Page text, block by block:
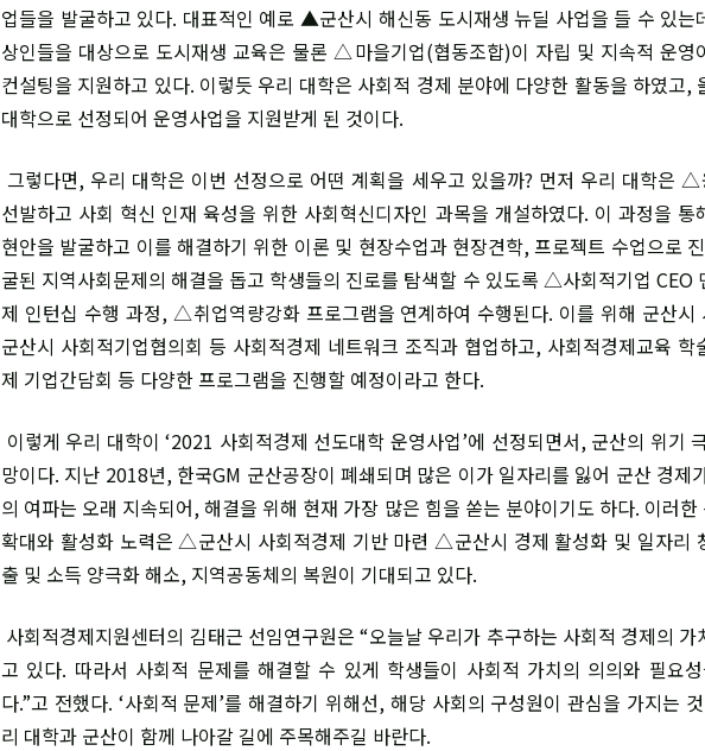
업들을 발굴하고 있다. 대표적인 예로 ▲군산시 해신동 도시재생 뉴딜 사업을 들 수 있
상인들을 대상으로 도시재생 교육은 물론 △마을기업(협동조합)이 자립 및 지속적 운영
컨설팅을 지원하고 있다. 이렇듯 우리 대학은 사회적 경제 분야에 다양한 활동을 하였고,
대학으로 선정되어 운영사업을 지원받게 된 것이다.
그렇다면, 우리 대학은 이번 선정으로 어떤 계획을 세우고 있을까? 먼저 우리 대학은
선발하고 사회 혁신 인재 육성을 위한 사회혁신디자인 과목을 개설하였다. 이 과정을 통
현안을 발굴하고 이를 해결하기 위한 이론 및 현장수업과 현장견학, 프로젝트 수업으로
굴된 지역사회문제의 해결을 돕고 학생들의 진로를 탐색할 수 있도록 △사회적기업 CEO
제 인턴십 수행 과정, △취업역량강화 프로그램을 연계하여 수행된다. 이를 위해 군산시
군산시 사회적기업협의회 등 사회적경제 네트워크 조직과 협업하고, 사회적경제교육 학
제 기업간담회 등 다양한 프로그램을 진행할 예정이라고 한다.
이렇게 우리 대학이 ‘2021 사회적경제 선도대학 운영사업’에 선정되면서, 군산의 위기
망이다. 지난 2018년, 한국GM 군산공장이 폐쇄되며 많은 이가 일자리를 잃어 군산 경제
의 여파는 오래 지속되어, 해결을 위해 현재 가장 많은 힘을 쏟는 분야이기도 하다. 이러한
확대와 활성화 노력은 △군산시 사회적경제 기반 마련 △군산시 경제 활성화 및 일자리
출 및 소득 양극화 해소, 지역공동체의 복원이 기대되고 있다.
사회적경제지원센터의 김태근 선임연구원은 “오늘날 우리가 추구하는 사회적 경제의 가
고 있다. 따라서 사회적 문제를 해결할 수 있게 학생들이 사회적 가치의 의의와 필요
다.”고 전했다. ‘사회적 문제’를 해결하기 위해선, 해당 사회의 구성원이 관심을 가지는
리 대학과 군산이 함께 나아갈 길에 주목해주길 바란다.